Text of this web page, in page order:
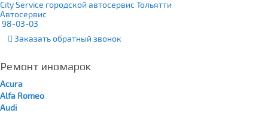
City Service городской автосервис Тольятти
Автосервис
98-03-03
Заказатьобратный звонок
Ремонт иномарок
Acura
Alfa Romeo
Audi